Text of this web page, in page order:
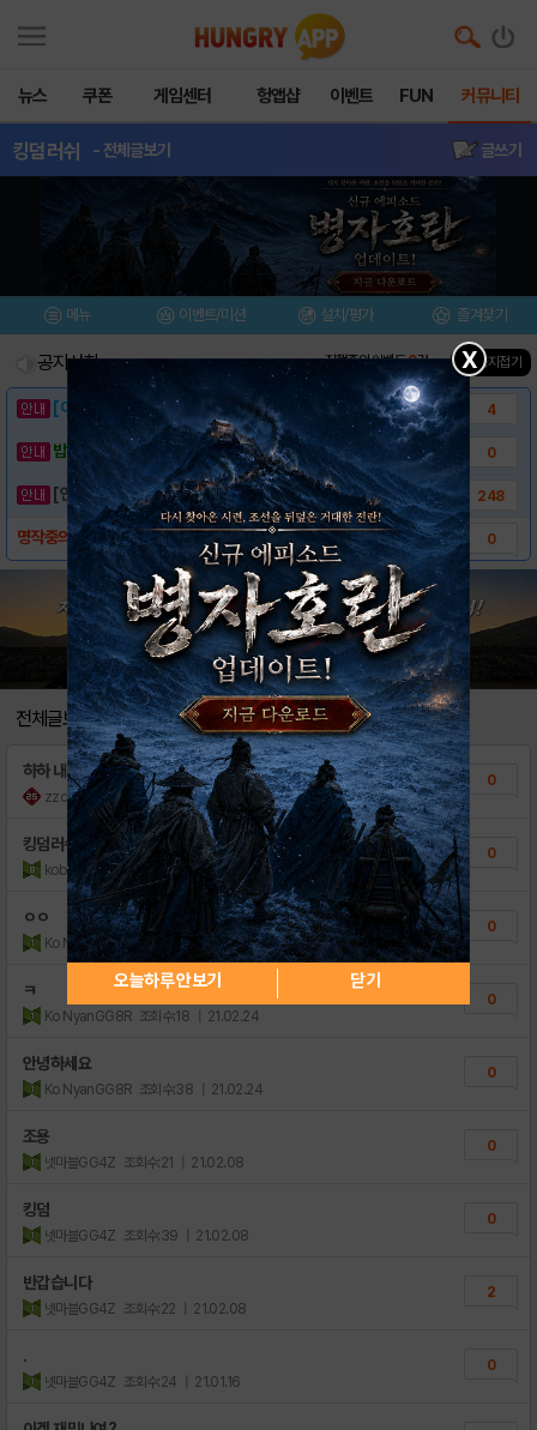
뉴스 쿠폰 게임센터 헝앱샵 이벤트 FUN 커뮤니티
킹덤러쉬 - 전체글보기 글쓰기
메뉴 이벤트/미션 설치/평가 즐겨찾기
공지사항 진행중인 이벤트0건 ▲ 공지접기
[이벤트] 웃음으로 매일매일 해피! 유머 게시.. 4
밥알이의 헝앱통신 ⑲ “밥알이, 드디어 멀티를.. 0
[안내] 헝그리앱 필수 상식! 밥알 획득 안내.. 248
명작중의 명작이 왔다! 킹덤러쉬(Kingdom.. 0
전체글보기
하하 내가 왔다네
zzcommㅋ 조회수:20 | 26.01.21
0
킹덤러쉬 배틀 계정 파실분있나요?
kobab ta 조회수:43 | 25.10.09
0
ㅇㅇ
Ko NyanGG8R 조회수:56 | 21.02.24
0
ㅋ
Ko NyanGG8R 조회수:18 | 21.02.24
0
안녕하세요
Ko NyanGG8R 조회수:38 | 21.02.24
0
조용
넷마블GG4Z 조회수:21 | 21.02.08
0
킹덤
넷마블GG4Z 조회수:39 | 21.02.08
0
반갑습니다
넷마블GG4Z 조회수:22 | 21.02.08
2
.
넷마블GG4Z 조회수:24 | 21.01.16
0
X
오늘하루 안보기 닫기